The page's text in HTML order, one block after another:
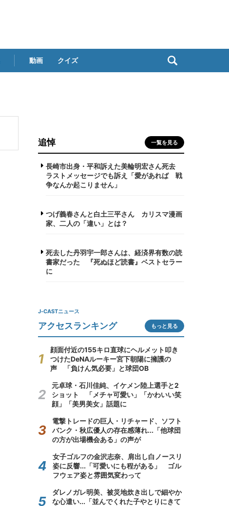
動画 クイズ
追悼 一覧を見る
長崎市出身・平和訴えた美輪明宏さん死去
ラストメッセージでも訴え「愛があれば 戦
争なんか起こりません」
つげ義春さんと白土三平さん カリスマ漫画
家、二人の「違い」とは？
死去した丹羽宇一郎さんは、経済界有数の読
書家だった 『死ぬほど読書』ベストセラー
に
J-CASTニュース
アクセスランキング もっと見る
顔面付近の155キロ直球にヘルメット叩き
つけたDeNAルーキー宮下朝陽に擁護の
声 「負けん気必要」と球団OB
元卓球・石川佳純、イケメン陸上選手と2
ショット 「メチャ可愛い」「かわいい笑
顔」「美男美女」話題に
電撃トレードの巨人・リチャード、ソフト
バンク・秋広優人の存在感薄れ...「他球団
の方が出場機会ある」の声が
女子ゴルフの金沢志奈、肩出し白ノースリ
姿に反響...「可愛いにも程がある」 ゴル
フウェア姿と雰囲気変わって
ダレノガレ明美、被災地炊き出しで細やか
な心遣い...「並んでくれた子やとりにきて